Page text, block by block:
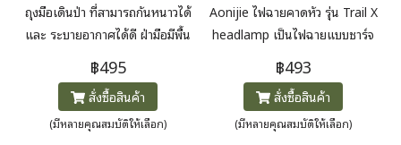
ถุงมือเดินป่า ที่สามารถกันหนาวได้
และ ระบายอากาศได้ดี ฝ่ามือมีพื้น
เคลื่อนไหว ตรงส่วนปลายนิ้ว
สามารถใช้งานกับหน้าจอโทรศัพท์
หรืออุปกรณ์ที่ต้องสัมผัสได้โดยไม่
฿495
สั่งซื้อสินค้า
(มีหลายคุณสมบัติให้เลือก)
Aonijie ไฟฉายคาดหัว รุ่น Trail X
headlamp เป็นไฟฉายแบบชาร์จ
เทรล เดินป่า และกิจกรรมกลาง
แจ้ง ให้แสงสว่างคมชัด ปรับได้
หลายโหมด ช่วยมองเห็นชัดในที่
฿493
สั่งซื้อสินค้า
(มีหลายคุณสมบัติให้เลือก)